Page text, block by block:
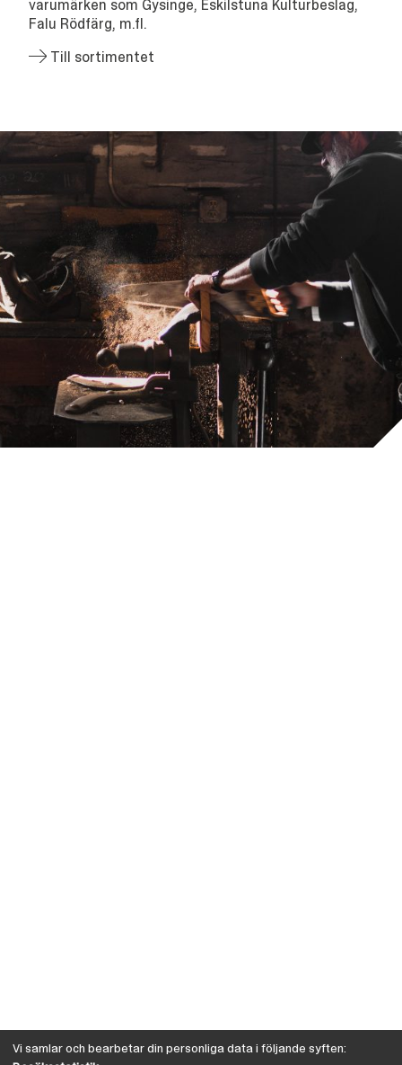
varumärken som Gysinge, Eskilstuna Kulturbeslag,
Falu Rödfärg, m.fl.
Till sortimentet
Vi samlar och bearbetar din personliga data i följande syften: